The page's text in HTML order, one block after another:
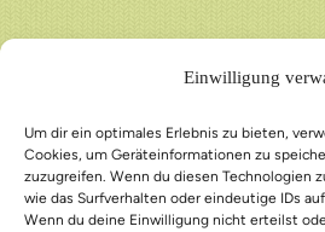
Einwilligung
Um dir ein optimales Erlebnis zu bieten,
Cookies, um Geräteinformationen zu
zuzugreifen. Wenn du diesen Technologien
wie das Surfverhalten oder eindeutige IDs
Wenn du deine Einwilligung nicht erteilst